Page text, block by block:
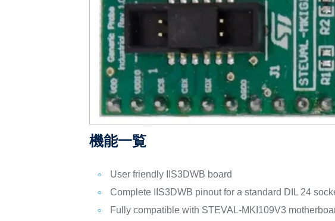
機能一覧
User friendly IIS3DWB board
Complete IIS3DWB pinout for a standard DIL 24
Fully compatible with STEVAL-MKI109V3